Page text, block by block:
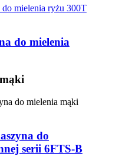
do mielenia
do
serii 6FTS-B